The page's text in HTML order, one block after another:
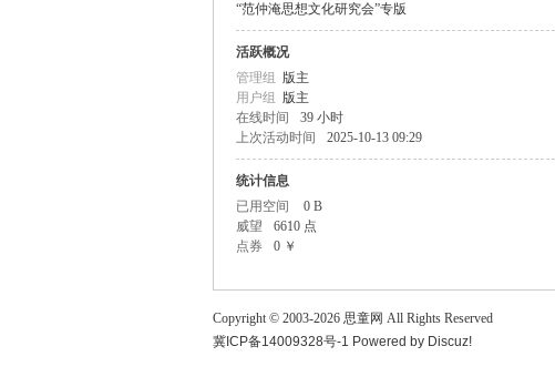
“范仲淹思想文化研究会”专版
活跃概况
管理组 版主
用户组 版主
在线时间
39 小时
上次活动时间
2025-10-13 09:29
统计信息
已用空间
0 B
威望
6610 点
点券
0 ￥
Copyright © 2003-2026 思童网 All Rights Reserved
冀ICP备14009328号-1 Powered by Discuz!